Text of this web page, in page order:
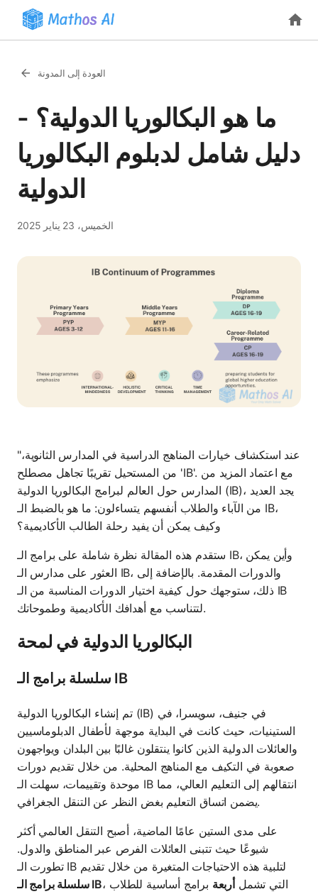
العودة إلى المدونة
ما هو البكالوريا الدولية؟ -
دليل شامل لدبلوم البكالوريا
الدولية
الخميس، 23 يناير 2025
"عند استكشاف خيارات المناهج الدراسية في المدارس الثانوية،
من المستحيل تقريبًا تجاهل مصطلح 'IB'. مع اعتماد المزيد من
المدارس حول العالم لبرامج البكالوريا الدولية (IB)، يجد العديد
من الآباء والطلاب أنفسهم يتساءلون: ما هو بالضبط الـ IB،
وكيف يمكن أن يفيد رحلة الطالب الأكاديمية؟
ستقدم هذه المقالة نظرة شاملة على برامج الـ IB، وأين يمكن
العثور على مدارس الـ IB، والدورات المقدمة. بالإضافة إلى
ذلك، ستوجهك حول كيفية اختيار الدورات المناسبة من الـ IB
لتتناسب مع أهدافك الأكاديمية وطموحاتك.
البكالوريا الدولية في لمحة
سلسلة برامج الـ IB
تم إنشاء البكالوريا الدولية (IB) في جنيف، سويسرا، في
الستينيات، حيث كانت في البداية موجهة لأطفال الدبلوماسيين
والعائلات الدولية الذين كانوا ينتقلون غالبًا بين البلدان ويواجهون
صعوبة في التكيف مع المناهج المحلية. من خلال تقديم دورات
موحدة وتقييمات، سهلت الـ IB انتقالهم إلى التعليم العالي، مما
يضمن اتساق التعليم بغض النظر عن التنقل الجغرافي.
على مدى الستين عامًا الماضية، أصبح التنقل العالمي أكثر
شيوعًا حيث تتبنى العائلات الفرص عبر المناطق والدول.
تطورت الـ IB لتلبية هذه الاحتياجات المتغيرة من خلال تقديم
سلسلة برامج الـ IB
، التي تشمل أربعة برامج أساسية للطلاب